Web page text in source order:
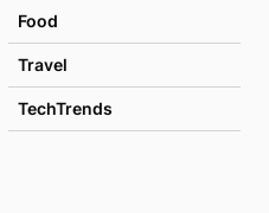
Food
Travel
TechTrends